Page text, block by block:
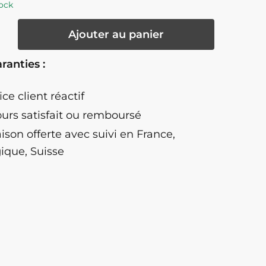
Ajouter au panier
:
client réactif
satisfait ou remboursé
offerte avec suivi en France,
Suisse